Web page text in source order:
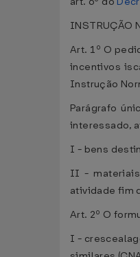
INSTRUÇÃO
Art. 1º O
incentivos
Instrução
Parágrafo
interessado,
I - bens
II - materiais
atividade fim
Art. 2º O
I -